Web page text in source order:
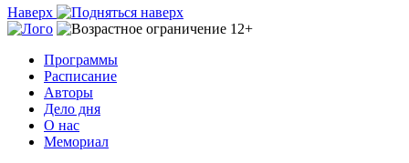
Наверх
Программы
Расписание
Авторы
Дело дня
О нас
Мемориал